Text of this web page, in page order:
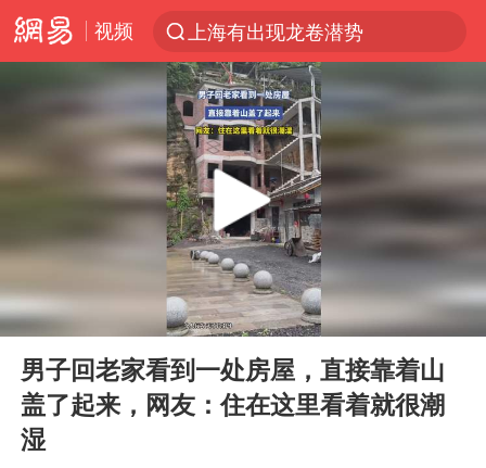
视频
上海有出现龙卷潜势
王传君 《披荆斩棘》
白海豚预计将在浙江苍南到三门一带登陆
国足U17与阿森纳决赛取消 并列冠军
王艺迪2-4不敌张本美和止步4强
上门女婿出轨女邻居多年被判重婚罪
2025年小学教师减少13.19万
Play
00:00
男子回老家看到一处房屋，直接靠着山
盖了起来，网友：住在这里看着就很潮
湿